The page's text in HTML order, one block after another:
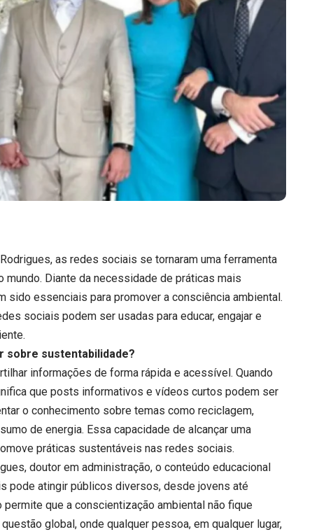
as redes sociais se tornaram uma ferramenta
Diante da necessidade de práticas mais
essenciais para promover a consciência ambiental.
sociais podem ser usadas para educar, engajar e
sobre sustentabilidade?
informações de forma rápida e acessível. Quando
que posts informativos e vídeos curtos podem ser
o conhecimento sobre temas como reciclagem,
de energia. Essa capacidade de alcançar uma
práticas sustentáveis nas redes sociais.
doutor em administração, o conteúdo educacional
pode atingir públicos diversos, desde jovens até
que a conscientização ambiental não fique
global, onde qualquer pessoa, em qualquer lugar,